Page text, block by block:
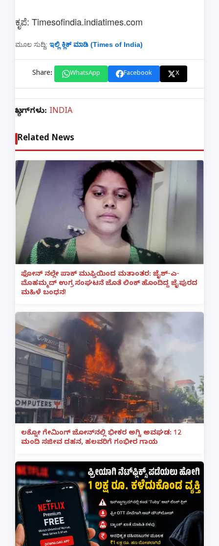
ಕೃಪೆ: Timesofindia.indiatimes.com
ಮೂಲ ಸುದ್ದಿ: ಇಲ್ಲಿ ಕ್ಲಿಕ್ ಮಾಡಿ (Times of India)
Share: WhatsApp Facebook X
ಟ್ಯಾಗ್‌ಗಳು: INDIA
Related News
ಫೋನ್ ನಲ್ಲೇ ಪಾಕ್ ಮುಫ್ತಿಯಿಂದ ಮತಾಂತರ: ಜೈಶ್-ಎ-
ಮೊಹಮ್ಮದ್ ಉಗ್ರ ಸಂಘಟನೆ ಜೊತೆ ಲಿಂಕ್ ಹೊಂದಿದ್ದ ಜೈಪುರದ
ಮಹಿಳೆ ಬಂಧನ!
ಲಕ್ನೋ ಗೇಮಿಂಗ್ ಜೋನ್‌ನಲ್ಲಿ ಭೀಕರ ಅಗ್ನಿ ಅವಘಡ: 12
ಮಂದಿ ಸಜೀವ ದಹನ, ಹಲವರಿಗೆ ಗಂಭೀರ ಗಾಯ